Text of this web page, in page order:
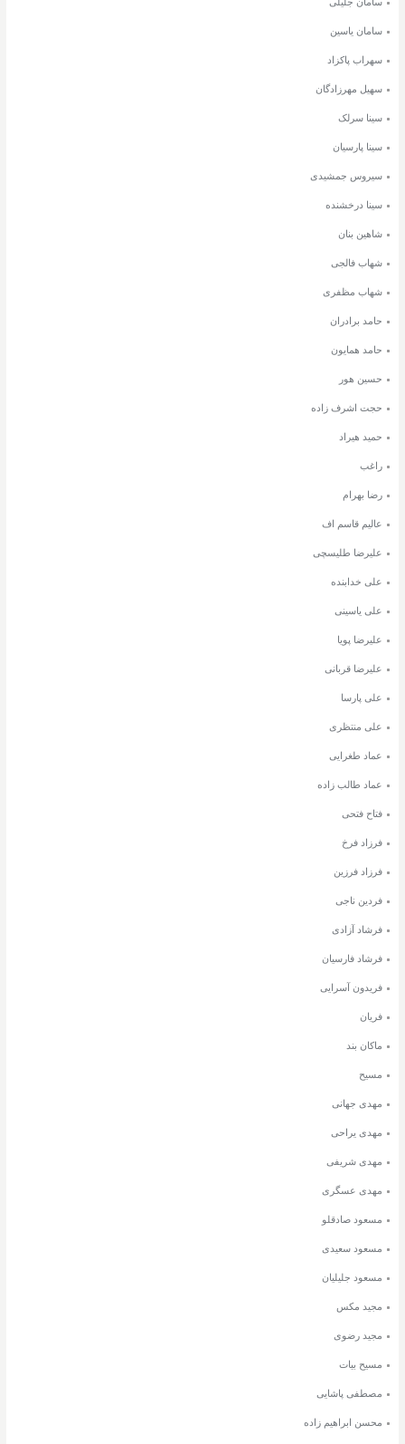
سامان یاسین
سهراب پاکزاد
سهیل مهرزادگان
سینا سرلک
سینا پارسیان
سیروس جمشیدی
سینا درخشنده
شاهین بنان
شهاب فالجی
شهاب مظفری
حامد برادران
حامد همایون
حسین هور
حجت اشرف زاده
حمید هیراد
راغب
رضا بهرام
عالیم قاسم اف
علیرضا طلیسچی
علی خدابنده
علی یاسینی
علیرضا پویا
علیرضا قربانی
علی پارسا
علی منتظری
عماد طغرایی
عماد طالب زاده
فتاح فتحی
فرزاد فرخ
فرزاد فرزین
فردین ناجی
فرشاد آزادی
فرشاد فارسیان
فریدون آسرایی
فریان
ماکان بند
مسیح
مهدی جهانی
مهدی یراحی
مهدی شریفی
مهدی عسگری
مسعود صادقلو
مسعود سعیدی
مسعود جلیلیان
مجید مکس
مجید رضوی
مسیح بیات
مصطفی پاشایی
محسن ابراهیم زاده